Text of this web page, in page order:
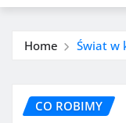
Home Świat w
CO ROBIMY